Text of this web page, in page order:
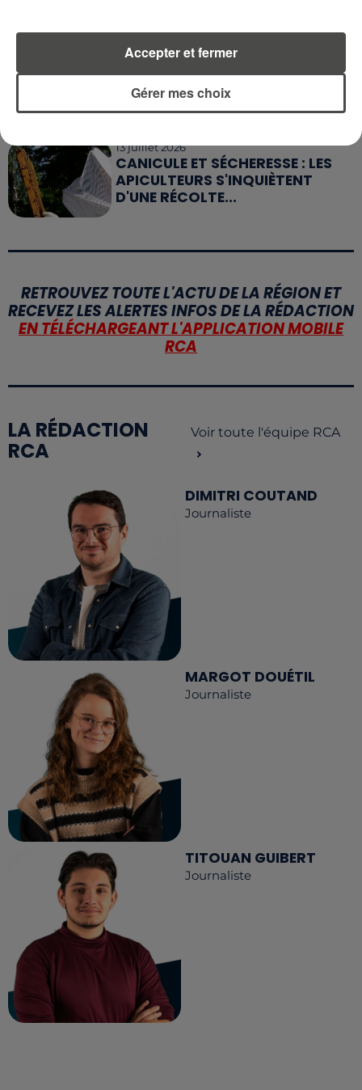
15 juillet 2026
LE RÊVE BLEU S'ENVOLE À DALLAS
13 juillet 2026
CANICULE ET SÉCHERESSE : LES
APICULTEURS S'INQUIÈTENT
D'UNE RÉCOLTE...
RETROUVEZ TOUTE L'ACTU DE LA RÉGION ET
RECEVEZ LES ALERTES INFOS DE LA RÉDACTION
EN TÉLÉCHARGEANT L'APPLICATION MOBILE
RCA
LA RÉDACTION
RCA
Voir toute l'équipe RCA
DIMITRI COUTAND
Journaliste
MARGOT DOUÉTIL
Journaliste
TITOUAN GUIBERT
Journaliste
Gérer mes choix
Accepter et fermer